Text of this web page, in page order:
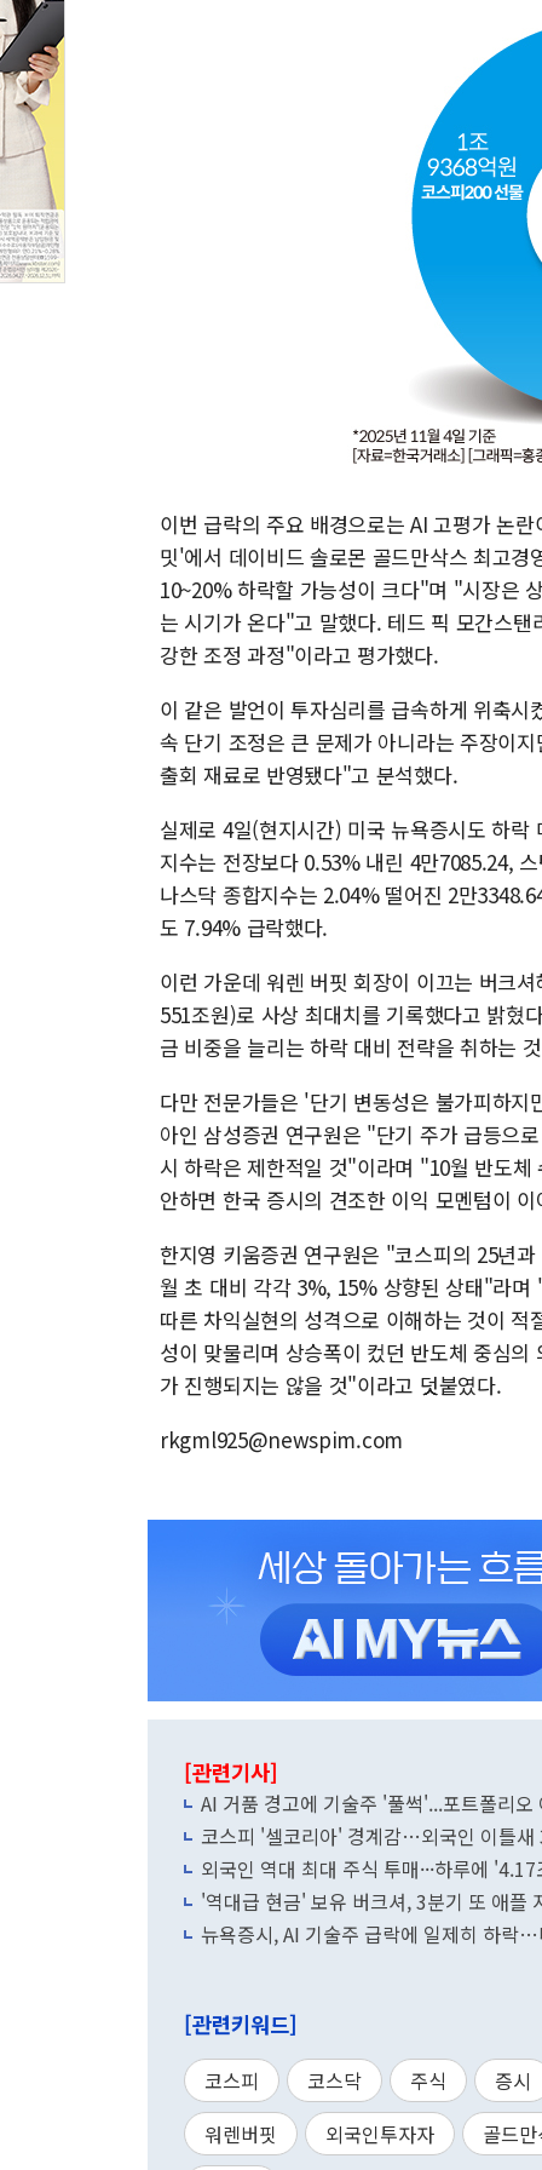
이번 급락의 주요 배경으로는 AI 고평가 논
밋'에서 데이비드 솔로몬 골드만삭스 최고
10~20% 하락할 가능성이 크다"며 "시장은
는 시기가 온다"고 말했다. 테드 픽 모간스
강한 조정 과정"이라고 평가했다.
이 같은 발언이 투자심리를 급속하게 위축
속 단기 조정은 큰 문제가 아니라는 주장이
출회 재료로 반영됐다"고 분석했다.
실제로 4일(현지시간) 미국 뉴욕증시도 하
지수는 전장보다 0.53% 내린 4만7085.24,
나스닥 종합지수는 2.04% 떨어진 2만
도 7.94% 급락했다.
이런 가운데 워렌 버핏 회장이 이끄는 버크
551조원)로 사상 최대치를 기록했다고 밝혔
금 비중을 늘리는 하락 대비 전략을 취하는
다만 전문가들은 '단기 변동성은 불가피하
아인 삼성증권 연구원은 "단기 주가 급등으
시 하락은 제한적일 것"이라며 "10월 반도
안하면 한국 증시의 견조한 이익 모멘텀이
한지영 키움증권 연구원은 "코스피의 25년
월 초 대비 각각 3%, 15% 상향된 상태"라
따른 차익실현의 성격으로 이해하는 것이
성이 맞물리며 상승폭이 컸던 반도체 중심
가 진행되지는 않을 것"이라고 덧붙였다.
rkgml925@newspim.com
[관련기사]
AI 거품 경고에 기술주 '풀썩'...포트폴리오
코스피 '셀코리아' 경계감…외국인 이틀새
외국인 역대 최대 주식 투매···하루에
'역대급 현금' 보유 버크셔, 3분기 또 애플
뉴욕증시, AI 기술주 급락에 일제히 하
[관련키워드]
코스피 코스닥 주식
증시
워렌버핏
외국인투자자 골드